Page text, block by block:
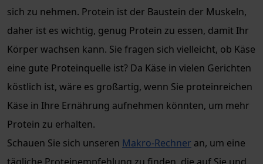
sich zu nehmen. Protein ist der Baustein der Muskeln,
daher ist es wichtig, genug Protein zu essen, damit Ihr
Körper wachsen kann. Sie fragen sich vielleicht, ob Käse
eine gute Proteinquelle ist? Da Käse in vielen Gerichten
köstlich ist, wäre es großartig, wenn Sie proteinreichen
Käse in Ihre Ernährung aufnehmen könnten, um mehr
Protein zu erhalten.
Schauen Sie sich unseren Makro-Rechner an, um eine